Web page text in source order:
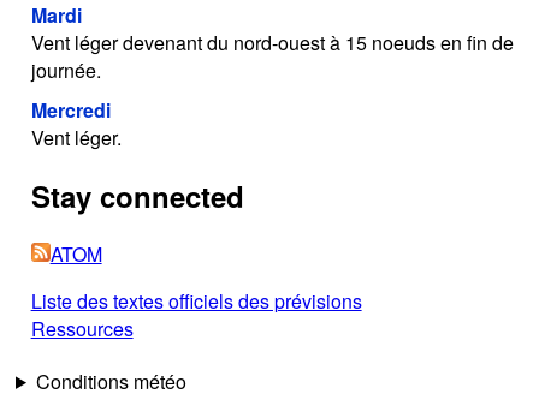
Mardi
Vent léger devenant du nord-ouest à 15 noeuds en fin de
journée.
Mercredi
Vent léger.
Stay connected
ATOM
Liste des textes officiels des prévisions
Ressources
Conditions météo